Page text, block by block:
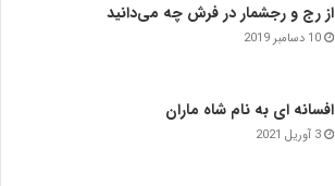
از رج و رجشمار در فرش چه می‌دانید
10 دسامبر 2019
افسانه ای به نام شاه ماران
3 آوریل 2021